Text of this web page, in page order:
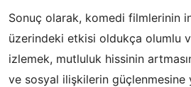
Sonuç olarak, komedi filmlerinin
üzerindeki etkisi oldukça olumlu
izlemek, mutluluk hissinin
ve sosyal ilişkilerin güçlenmesine